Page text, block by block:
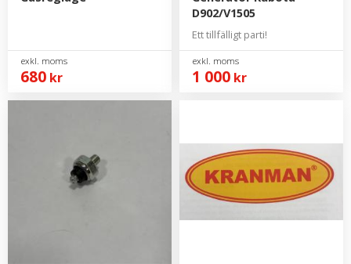
680 kr
D902/V1505
Ett tillfälligt parti!
1 000 kr